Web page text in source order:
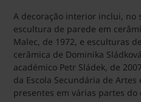
A decoração interior inclui, no
escultura de parede em
Malec, de 1972, e esculturas
cerâmica de Dominika
académico Petr Sládek, de
da Escola Secundária de
presentes em várias partes do